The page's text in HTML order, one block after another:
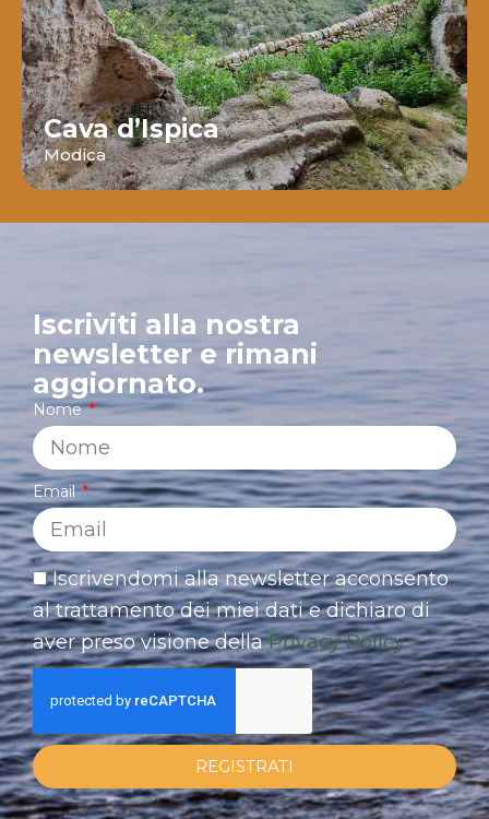
Cava d’Ispica
Modica
Iscriviti alla nostra
newsletter e rimani
aggiornato.
Nome
Email
Iscrivendomi alla newsletter acconsento
al trattamento dei miei dati e dichiaro di
aver preso visione dellaPrivacy Policy
REGISTRATI